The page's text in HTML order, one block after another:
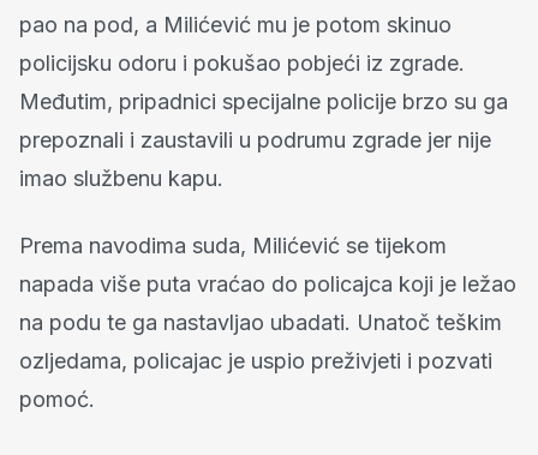
pao na pod, a Milićević mu je potom skinuo
policijsku odoru i pokušao pobjeći iz zgrade.
Međutim, pripadnici specijalne policije brzo su ga
prepoznali i zaustavili u podrumu zgrade jer nije
imao službenu kapu.
Prema navodima suda, Milićević se tijekom
napada više puta vraćao do policajca koji je ležao
na podu te ga nastavljao ubadati. Unatoč teškim
ozljedama, policajac je uspio preživjeti i pozvati
pomoć.